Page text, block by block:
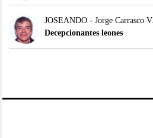
JOSEANDO - Jorge Carrasco V.
Decepcionantes leones